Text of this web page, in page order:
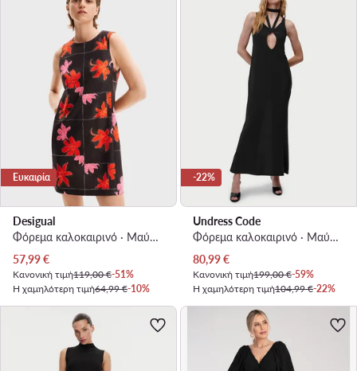
Ευκαιρία
Desigual
Φόρεμα καλοκαιρινό · Μαύρο · Mini
Τρέχουσα τιμή
57,99€
Κανονική τιμή119,00 €-51%
Η χαμηλότερη τιμή64,99 €-10%
-22%
Undress Code
Φόρεμα καλοκαιρινό · Μαύρο · Maxi
Τρέχουσα τιμή
80,99€
Κανονική τιμή199,00 €-59%
Η χαμηλότερη τιμή104,99 €-22%